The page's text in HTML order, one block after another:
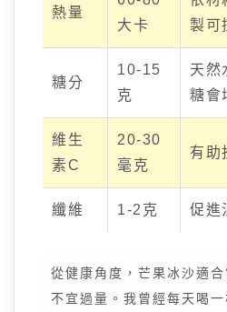
熱量
大卡
製可
糖分
10-15
克
天然
糖會
維生
素C
20-30
毫克
有助
纖維 1-2克 促進
從健康角度，芒果冰沙適
不宜過量。我曾經每天喝